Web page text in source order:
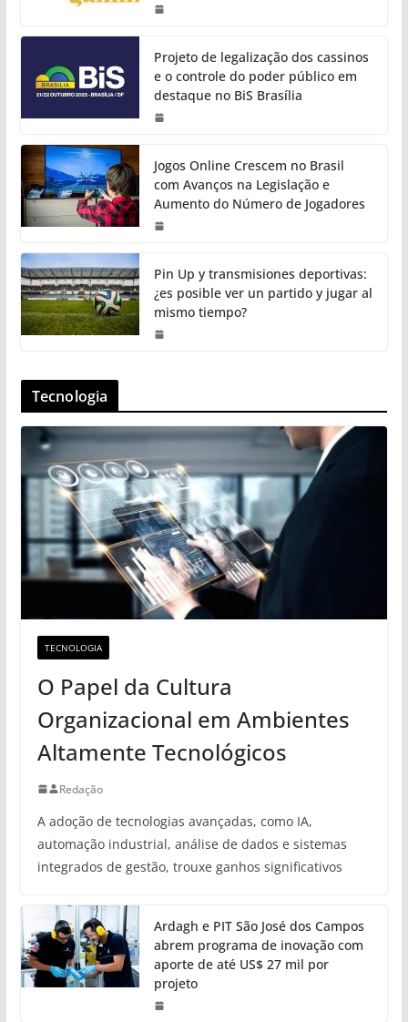
Projeto de legalização dos cassinos
e o controle do poder público em
destaque no BiS Brasília
Jogos Online Crescem no Brasil
com Avanços na Legislação e
Aumento do Número de Jogadores
Pin Up y transmisiones deportivas:
¿es posible ver un partido y jugar al
mismo tiempo?
Tecnologia
TECNOLOGIA
O Papel da Cultura
Organizacional em Ambientes
Altamente Tecnológicos
Redação
A adoção de tecnologias avançadas, como IA,
automação industrial, análise de dados e sistemas
integrados de gestão, trouxe ganhos significativos
Ardagh e PIT São José dos Campos
abrem programa de inovação com
aporte de até US$ 27 mil por
projeto